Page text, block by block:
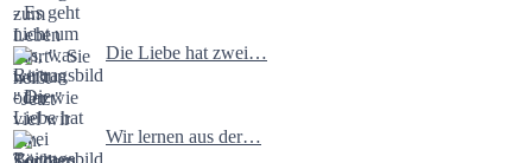
Die Liebe hat zwei…
Wir lernen aus der…